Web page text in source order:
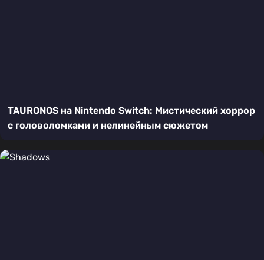
TAURONOS на Nintendo Switch: Мистический хоррор
с головоломками и нелинейным сюжетом